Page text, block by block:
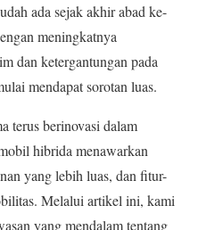
ada sejak akhir abad ke-
meningkatnya
dan ketergantungan pada
mendapat sorotan luas.
terus berinovasi dalam
hibrida menawarkan
yang lebih luas, dan fitur-
Melalui artikel ini, kami
yang mendalam tentang